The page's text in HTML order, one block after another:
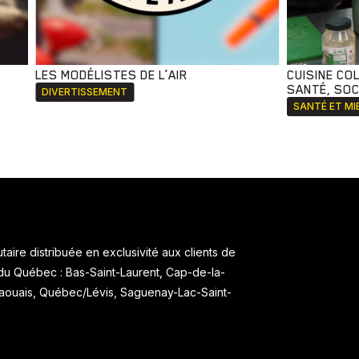
LES MODÉLISTES DE L’AIR
DIVERTISSEMENT
CUISINE
SANTÉ,
SANTÉ ET
distribuée en exclusivité aux clients de
Québec : Bas-Saint-Laurent, Cap-de-la-
Québec/Lévis, Saguenay-Lac-Saint-